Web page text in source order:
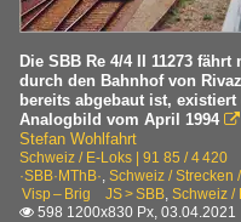
Die SBB Re 4/4 II 11273
durch den Bahnhof von
bereits abgebaut ist,
Analogbild vom April 1994 
Stefan Wohlfahrt
Schweiz / E-Loks | 91 85 / 4
·SBB·MThB·, Schweiz / Strecken
Visp – Brig JS > SBB, Schweiz /
 598 1200x830 Px, 03.04.2021